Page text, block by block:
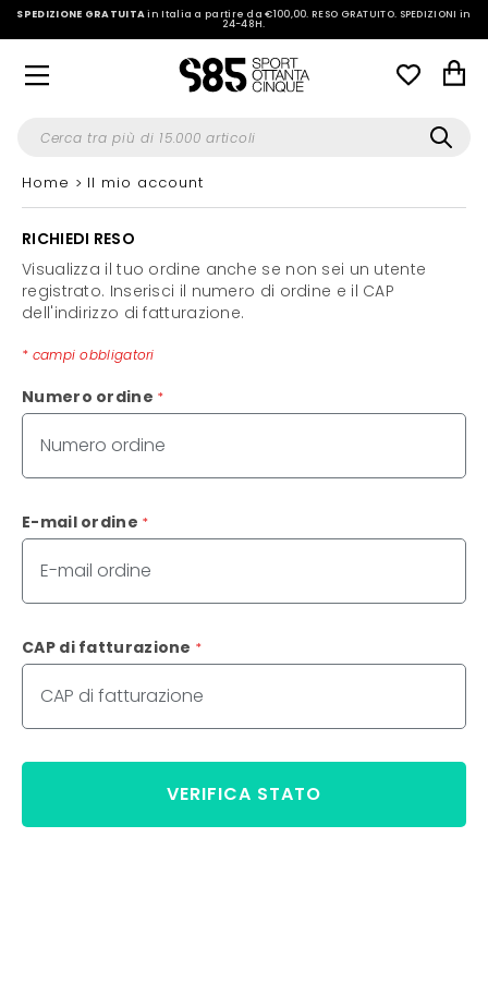
SPEDIZIONE GRATUITAin Italia a partire da €100,00.RESO GRATUITO. SPEDIZIONI in
24-48H.
Home Il mio account
RICHIEDI RESO
Visualizza il tuo ordine anche se non sei un utente
registrato. Inserisci il numero di ordine e il CAP
dell'indirizzo di fatturazione.
* campi obbligatori
Numero ordine *
E-mail ordine *
CAP di fatturazione *
VERIFICA STATO